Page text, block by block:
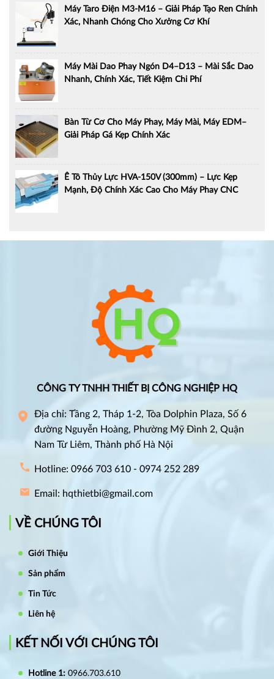
Máy Taro Điện M3-M16 – Giải Pháp Tạo Ren Chính
Xác, Nhanh Chóng Cho Xưởng Cơ Khí
Máy Mài Dao Phay Ngón D4–D13 – Mài Sắc Dao
Nhanh, Chính Xác, Tiết Kiệm Chi Phí
Bàn Từ Cơ Cho Máy Phay, Máy Mài, Máy EDM–
Giải Pháp Gá Kẹp Chính Xác
Ê Tô Thủy Lực HVA-150V (300mm) – Lực Kẹp
Mạnh, Độ Chính Xác Cao Cho Máy Phay CNC
CÔNG TY TNHH THIẾT BỊ CÔNG NGHIỆP HQ
Địa chỉ: Tầng 2, Tháp 1-2, Tòa Dolphin Plaza, Số 6
đường Nguyễn Hoàng, Phường Mỹ Đình 2, Quận
Nam Từ Liêm, Thành phố Hà Nội
Hotline: 0966 703 610 - 0974 252 289
Email: hqthietbi@gmail.com
VỀ CHÚNG TÔI
Giới Thiệu
Sản phẩm
Tin Tức
Liên hệ
KẾT NỐI VỚI CHÚNG TÔI
Hotline 1: 0966.703.610